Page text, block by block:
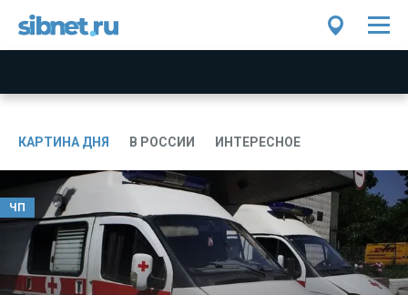
КАРТИНА ДНЯ В РОССИИ ИНТЕРЕСНОЕ
ЧП